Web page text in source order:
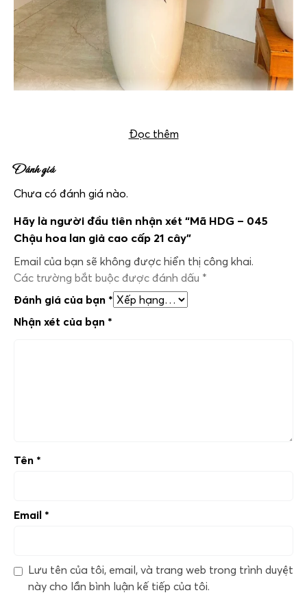
Đọc thêm
Đánh giá
Chưa có đánh giá nào.
Hãy là người đầu tiên nhận xét “Mã HDG – 045
Chậu hoa lan giả cao cấp 21 cây”
Email của bạn sẽ không được hiển thị công khai.
Các trường bắt buộc được đánh dấu *
Đánh giá của bạn *
Nhận xét của bạn *
Tên *
Email *
Lưu tên của tôi, email, và trang web trong trình duyệt
này cho lần bình luận kế tiếp của tôi.